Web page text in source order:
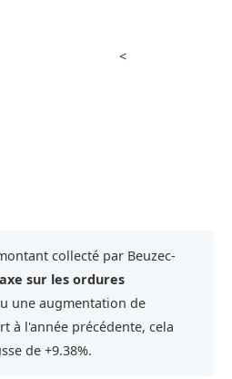
<
collecté par Beuzec-
sur les ordures
une augmentation de
à l'année précédente, cela
de +9.38%.